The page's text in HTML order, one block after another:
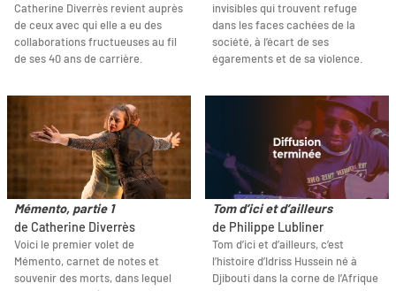
Catherine Diverrès revient auprès
de ceux avec qui elle a eu des
collaborations fructueuses au fil
de ses 40 ans de carrière.
invisibles qui trouvent refuge
dans les faces cachées de la
société, à l’écart de ses
égarements et de sa violence.
Mémento, partie 1
de Catherine Diverrès
Voici le premier volet de
Mémento, carnet de notes et
souvenir des morts, dans lequel
Tom d’ici et d’ailleurs
de Philippe Lubliner
Tom d’ici et d’ailleurs, c’est
l’histoire d’Idriss Hussein né à
Djibouti dans la corne de l’Afrique